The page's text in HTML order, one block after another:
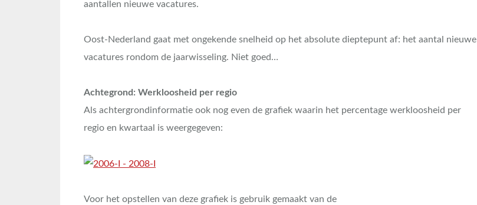
aantallen nieuwe vacatures.
Oost-Nederland gaat met ongekende snelheid op het absolute dieptepunt af: het aantal nieuwe
vacatures rondom de jaarwisseling. Niet goed…
Achtegrond: Werkloosheid per regio
Als achtergrondinformatie ook nog even de grafiek waarin het percentage werkloosheid per
regio en kwartaal is weergegeven:
Voor het opstellen van deze grafiek is gebruik gemaakt van de